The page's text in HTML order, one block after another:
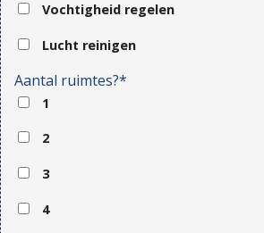
Vochtigheid regelen
Lucht reinigen
Aantal ruimtes?*
1
2
3
4